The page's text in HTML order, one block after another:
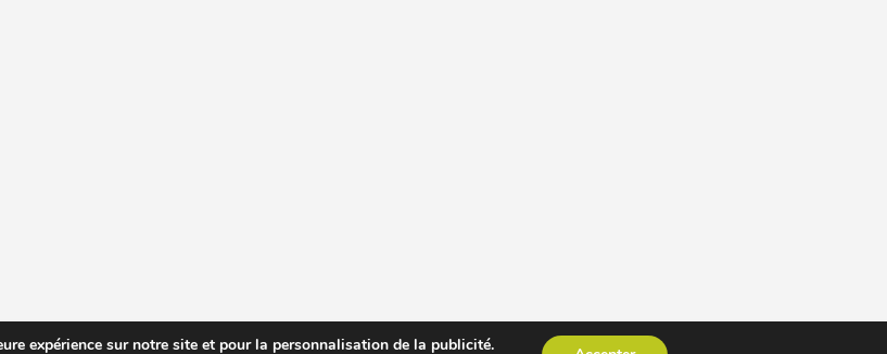
expérience sur notre site et pour la personnalisation de la publicité.